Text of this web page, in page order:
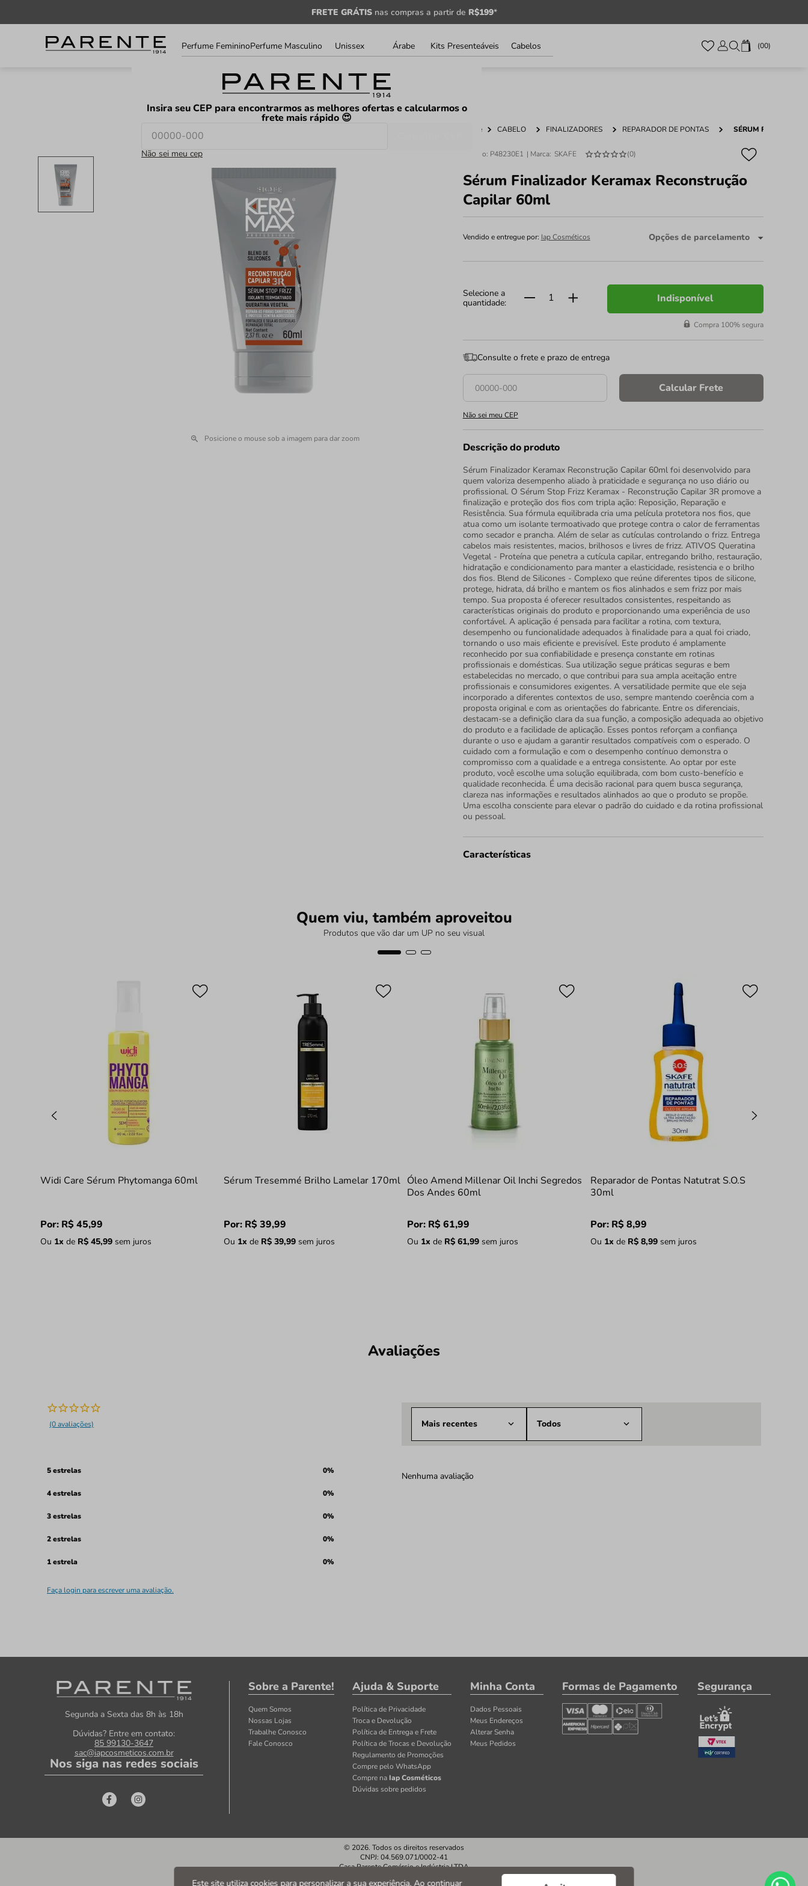
FRETE GRÁTISnas compras a partir de R$199*
LOJAS FAVORITOS
Informe
seu
CEP
Insira seu CEP para encontrarmos as melhores ofertas e calcularmos o
frete mais rápido 😍
Não sei meu cep
00
Perfume FemininoPerfume Masculino Unissex Árabe Kits Presenteáveis Cabelos
Este site utiliza cookies para personalizar a sua experiência. Ao continuar
Posicione o mouse sob a imagem para dar zoom
Home CABELO FINALIZADORES REPARADOR DE PONTAS SÉRUM
Código: P48230E1 SKAFE (0)
Sérum Finalizador Keramax Reconstrução
Capilar 60ml
Vendido e entregue por: Iap Cosméticos Opções de parcelamento
Indisponível
Compra 100% segura
Consulte o frete e prazo de entrega
Calcular Frete
Não sei meu CEP
Descrição do produto
Sérum Finalizador Keramax Reconstrução Capilar 60ml foi desenvolvido para
quem valoriza desempenho aliado à praticidade e segurança no uso diário ou
profissional. O Sérum Stop Frizz Keramax - Reconstrução Capilar 3R promove a
finalização e proteção dos fios com tripla ação: Reposição, Reparação e
Resistência. Sua fórmula equilibrada cria uma película protetora nos fios, que
atua como um isolante termoativado que protege contra o calor de ferramentas
como secador e prancha. Além de selar as cutículas controlando o frizz. Entrega
cabelos mais resistentes, macios, brilhosos e livres de frizz. ATIVOS Queratina
Vegetal - Proteína que penetra a cutícula capilar, entregando brilho, restauração,
hidratação e condicionamento para manter a elasticidade, resistencia e o brilho
dos fios. Blend de Silicones - Complexo que reúne diferentes tipos de silicone,
protege, hidrata, dá brilho e mantem os fios alinhados e sem frizz por mais
tempo. Sua proposta é oferecer resultados consistentes, respeitando as
características originais do produto e proporcionando uma experiência de uso
confortável. A aplicação é pensada para facilitar a rotina, com textura,
desempenho ou funcionalidade adequados à finalidade para a qual foi criado,
tornando o uso mais eficiente e previsível. Este produto é amplamente
reconhecido por sua confiabilidade e presença constante em rotinas
profissionais e domésticas. Sua utilização segue práticas seguras e bem
estabelecidas no mercado, o que contribui para sua ampla aceitação entre
profissionais e consumidores exigentes. A versatilidade permite que ele seja
incorporado a diferentes contextos de uso, sempre mantendo coerência com a
proposta original e com as orientações do fabricante. Entre os diferenciais,
destacam-se a definição clara da sua função, a composição adequada ao objetivo
do produto e a facilidade de aplicação. Esses pontos reforçam a confiança
durante o uso e ajudam a garantir resultados compatíveis com o esperado. O
cuidado com a formulação e com o desempenho contínuo demonstra o
compromisso com a qualidade e a entrega consistente. Ao optar por este
produto, você escolhe uma solução equilibrada, com bom custo-benefício e
qualidade reconhecida. É uma decisão racional para quem busca segurança,
clareza nas informações e resultados alinhados ao que o produto se propõe.
Uma escolha consciente para elevar o padrão do cuidado e da rotina profissional
ou pessoal.
Características
Quem viu, também aproveitou
Produtos que vão dar um UP no seu visual
Widi Care Sérum Phytomanga 60ml
Por: R$ 45,99
Ou 1x de R$ 45,99 sem juros
Sérum Tresemmé Brilho Lamelar 170ml
Por: R$ 39,99
Ou 1x de R$ 39,99 sem juros
Óleo Amend Millenar Oil Inchi Segredos
Dos Andes 60ml
Por: R$ 61,99
Ou 1x de R$ 61,99 sem juros
Reparador de Pontas Natutrat S.O.S
30ml
Por: R$ 8,99
Ou 1x de R$ 8,99 sem juros
Avaliações
(0 avaliações)
5 estrelas 0%
4 estrelas 0%
3 estrelas 0%
2 estrelas 0%
1 estrela 0%
Faça login para escrever uma avaliação.
Mais recentes Todos
Nenhuma avaliação
Segunda a Sexta das 8h às 18h
Dúvidas? Entre em contato:
85 99130-3647
sac@iapcosmeticos.com.br
Nos siga nas redes sociais
Sobre a Parente!
Quem Somos
Nossas Lojas
Trabalhe Conosco
Fale Conosco
Ajuda & Suporte
Política de Privacidade
Troca e Devolução
Política de Entrega e Frete
Política de Trocas e Devolução
Regulamento de Promoções
Compre pelo WhatsApp
Compre na Iap Cosméticos
Dúvidas sobre pedidos
Minha Conta
Dados Pessoais
Meus Endereços
Alterar Senha
Meus Pedidos
Formas de Pagamento Segurança
© 2026. Todos os direitos reservados
CNPJ: 04.569.071/0002-41
Casa Parente Comércio e Indústria LTDA